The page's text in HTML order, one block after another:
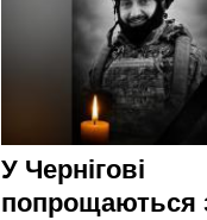
У Чернігові
попрощаються